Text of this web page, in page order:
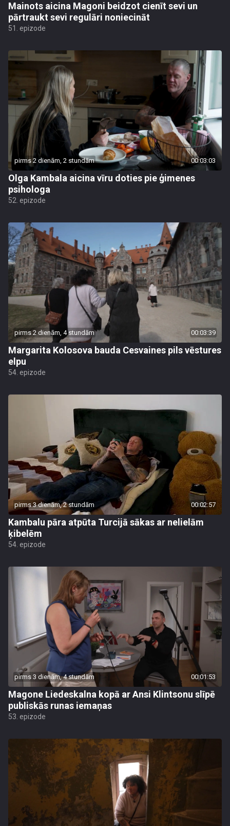
Mainots aicina Magoni beidzot cienīt sevi un
pārtraukt sevi regulāri noniecināt
51. epizode
pirms 2 dienām, 2 stundām 00:03:03
Olga Kambala aicina vīru doties pie ģimenes
psihologa
52. epizode
pirms 2 dienām, 4 stundām 00:03:39
Margarita Kolosova bauda Cesvaines pils vēstures
elpu
54. epizode
pirms 3 dienām, 2 stundām 00:02:57
Kambalu pāra atpūta Turcijā sākas ar nelielām
ķibelēm
54. epizode
pirms 3 dienām, 4 stundām 00:01:53
Magone Liedeskalna kopā ar Ansi Klintsonu slīpē
publiskās runas iemaņas
53. epizode